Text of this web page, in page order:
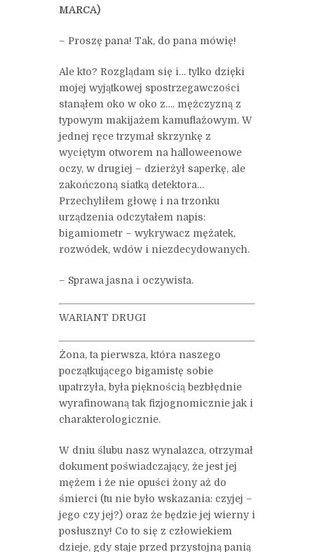
MARCA)
– Proszę pana! Tak, do pana mówię!
Ale kto? Rozglądam się i… tylko dzięki
mojej wyjątkowej spostrzegawczości
stanąłem oko w oko z…. mężczyzną z
typowym makijażem kamuflażowym. W
jednej ręce trzymał skrzynkę z
wyciętym otworem na halloweenowe
oczy, w drugiej – dzierżył saperkę, ale
zakończoną siatką detektora…
Przechyliłem głowę i na trzonku
urządzenia odczytałem napis:
bigamiometr – wykrywacz mężatek,
rozwódek, wdów i niezdecydowanych.
– Sprawa jasna i oczywista.
WARIANT DRUGI
Żona, ta pierwsza, która naszego
początkującego bigamistę sobie
upatrzyła, była pięknością bezbłędnie
wyrafinowaną tak fizjognomicznie jak i
charakterologicznie.
W dniu ślubu nasz wynalazca, otrzymał
dokument poświadczający, że jest jej
mężem i że nie opuści żony aż do
śmierci (tu nie było wskazania: czyjej –
jego czy jej?) oraz że będzie jej wierny i
posłuszny! Co to się z człowiekiem
dzieje, gdy staje przed przystojną panią